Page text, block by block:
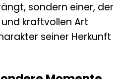
sondern einer, der
kraftvollen Art
seiner Herkunft